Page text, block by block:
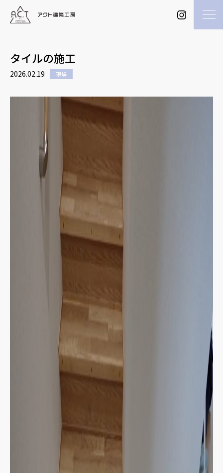
タイルの施工
2026.02.19 現場